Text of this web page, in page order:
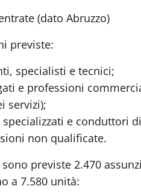
(dato Abruzzo)
previste:
specialisti e tecnici;
e professioni
servizi);
specializzati e conduttori
non qualificate.
previste 2.470
a 7.580 unità: